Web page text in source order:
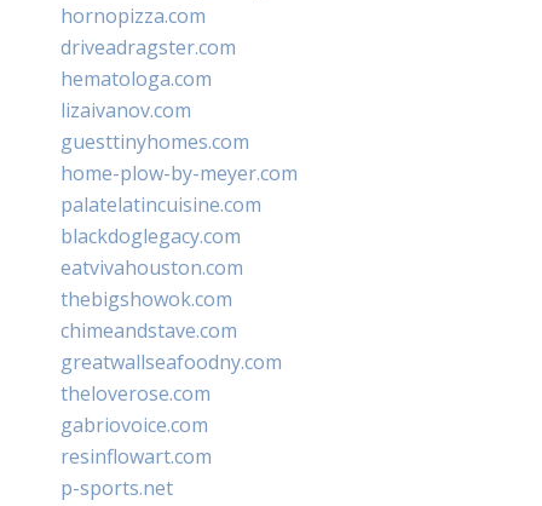
hornopizza.com
driveadragster.com
hematologa.com
lizaivanov.com
guesttinyhomes.com
home-plow-by-meyer.com
palatelatincuisine.com
blackdoglegacy.com
eatvivahouston.com
thebigshowok.com
chimeandstave.com
greatwallseafoodny.com
theloverose.com
gabriovoice.com
resinflowart.com
p-sports.net